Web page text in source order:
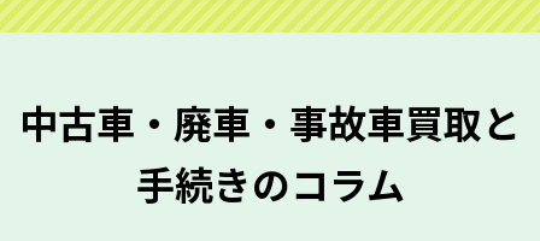
ご準備ください。車検証があることで車両状態や年式
質問させていただく内容は以下の通りとなります。
メーカー／車種
中古車・廃車・事故車買取と
手続きのコラム